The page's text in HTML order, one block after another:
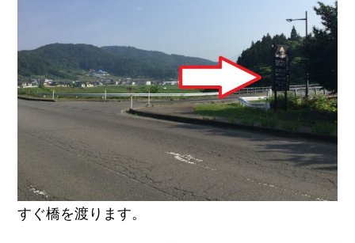
すぐ橋を渡ります。